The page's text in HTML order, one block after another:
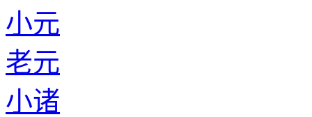
小元
老元
小诸